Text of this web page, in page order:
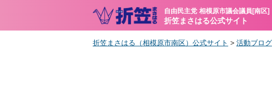
自由民主党 相模原市議会議員[南区]
折笠まさはる公式サイト
折笠まさはる（相模原市南区）公式サイト > 活動ブログ